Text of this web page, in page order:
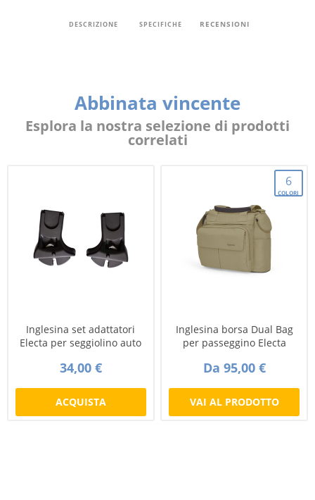
DESCRIZIONE SPECIFICHE RECENSIONI
Abbinata vincente
Esplora la nostra selezione di prodotti
correlati
Inglesina set adattatori
Electa per seggiolino auto
34,00 €
ACQUISTA
6
COLORI
Inglesina borsa Dual Bag
per passeggino Electa
Da 95,00 €
VAI AL PRODOTTO